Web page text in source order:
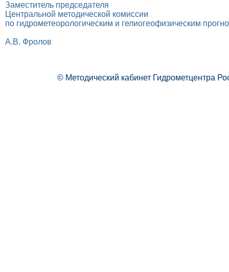
Заместитель председателя
Центральной методической комиссии
по гидрометеорологическим и гелиогеофизическим
А.В. Фролов
© Методический кабинет Гидрометцентра